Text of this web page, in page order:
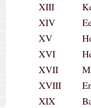
XIII
XIV
XV
XVI
XVII
XVIII
XIX